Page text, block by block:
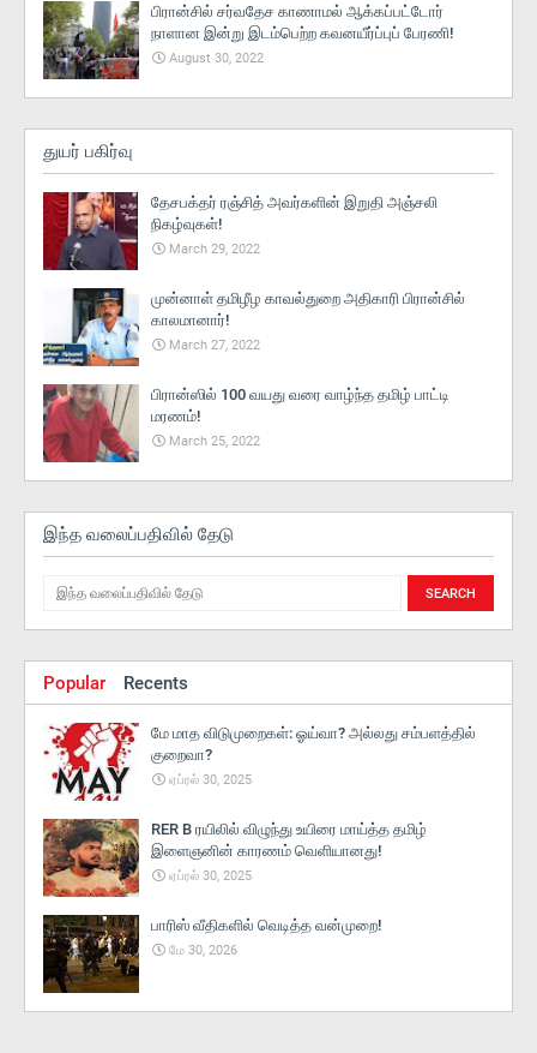
பிரான்சில் சர்வதேச காணாமல் ஆக்கப்பட்டோர்
நாளான இன்று இடம்பெற்ற கவனயீர்ப்புப் பேரணி!
August 30, 2022
துயர் பகிர்வு
தேசபக்தர் ரஞ்சித் அவர்களின் இறுதி அஞ்சலி
நிகழ்வுகள்!
March 29, 2022
முன்னாள் தமிழீழ காவல்துறை அதிகாரி பிரான்சில்
காலமானார்!
March 27, 2022
பிரான்ஸில் 100 வயது வரை வாழ்ந்த தமிழ் பாட்டி
மரணம்!
March 25, 2022
இந்த வலைப்பதிவில் தேடு
Popular Recents
மே மாத விடுமுறைகள்: ஓய்வா? அல்லது சம்பளத்தில்
குறைவா?
ஏப்ரல் 30, 2025
RER B ரயிலில் விழுந்து உயிரை மாய்த்த தமிழ்
இளைஞனின் காரணம் வெளியானது!
ஏப்ரல் 30, 2025
பாரிஸ் வீதிகளில் வெடித்த வன்முறை!
மே 30, 2026